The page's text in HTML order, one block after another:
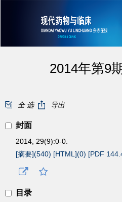
2014年第9
全 选 导出
封面
2014, 29(9):0-0.
[摘要](540) [HTML](0) [PDF
目录